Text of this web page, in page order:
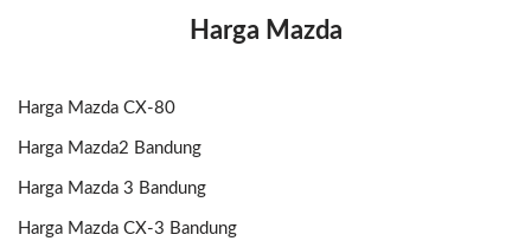
Harga Mazda
Harga Mazda CX-80
Harga Mazda2 Bandung
Harga Mazda 3 Bandung
Harga Mazda CX-3 Bandung